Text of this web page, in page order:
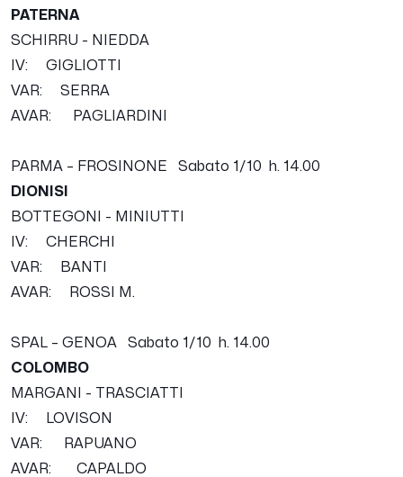
PATERNA
SCHIRRU - NIEDDA
IV: GIGLIOTTI
VAR: SERRA
AVAR: PAGLIARDINI
PARMA – FROSINONE Sabato 1 /10
h. 14.00
DIONISI
BOTTEGONI - MINIUTTI
IV: CHERCHI
VAR: BANTI
AVAR: ROSSI M.
SPAL – GENOA Sabato 1 /10
h. 14.00
COLOMBO
MARGANI - TRASCIATTI
IV: LOVISON
VAR: RAPUANO
AVAR: CAPALDO